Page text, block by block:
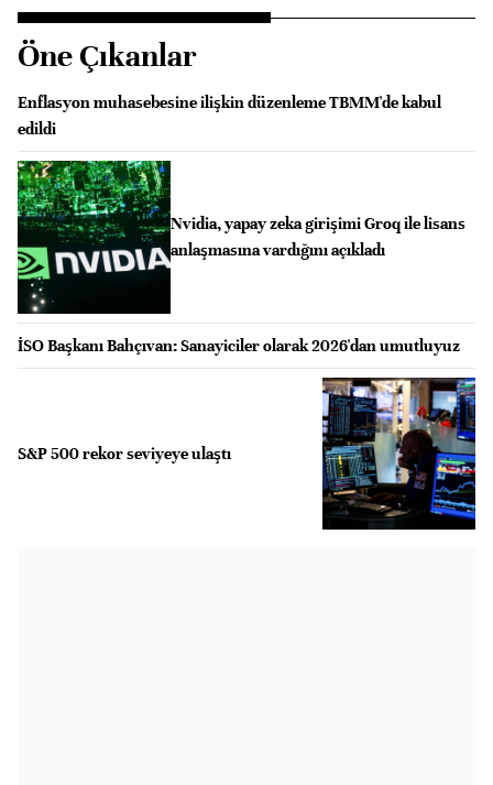
Öne Çıkanlar
Enflasyon muhasebesine ilişkin düzenleme TBMM'de kabul
edildi
Nvidia, yapay zeka girişimi Groq ile lisans
anlaşmasına vardığını açıkladı
İSO Başkanı Bahçıvan: Sanayiciler olarak 2026'dan umutluyuz
S&P 500 rekor seviyeye ulaştı